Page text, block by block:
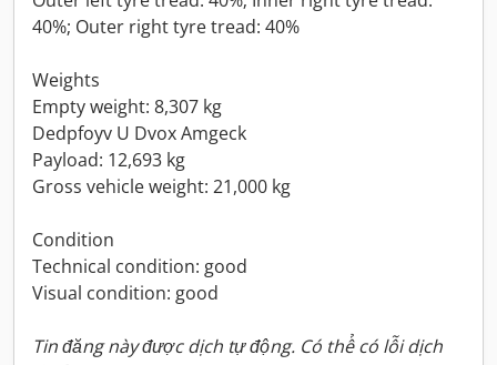
40%; Outer right tyre tread: 40%
Weights
Empty weight: 8,307 kg
Dedpfoyv U Dvox Amgeck
Payload: 12,693 kg
Gross vehicle weight: 21,000 kg
Condition
Technical condition: good
Visual condition: good
Tin đăng này được dịch tự động. Có thể có lỗi dịch